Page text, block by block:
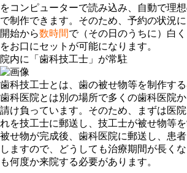
をコンピューターで読み込み、自動で理
で制作できます。そのため、予約の状況
開始から数時間で（その日のうちに）白
をお口にセットが可能になります。
院内に「歯科技工士」が常駐
歯科技工士とは、歯の被せ物等を制作する
歯科医院とは別の場所で多くの歯科医院
請け負っています。そのため、まずは医
れを技工士に郵送し、技工士が被せ物等
被せ物が完成後、歯科医院に郵送し、患
しますので、どうしても治療期間が長く
も何度か来院する必要があります。